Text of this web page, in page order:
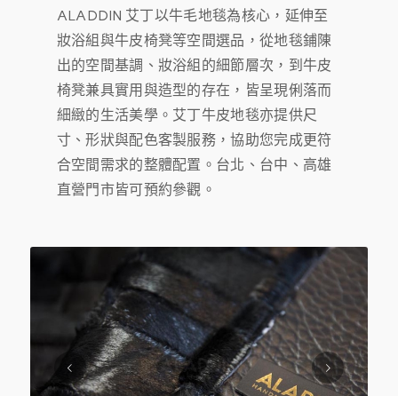
ALADDIN 艾丁以牛毛地毯為核心，延伸至
妝浴組與牛皮椅凳等空間選品，從地毯鋪陳
出的空間基調、妝浴組的細節層次，到牛皮
椅凳兼具實用與造型的存在，皆呈現俐落而
細緻的生活美學。艾丁牛皮地毯亦提供尺
寸、形狀與配色客製服務，協助您完成更符
合空間需求的整體配置。台北、台中、高雄
直營門市皆可預約參觀。
下一頁